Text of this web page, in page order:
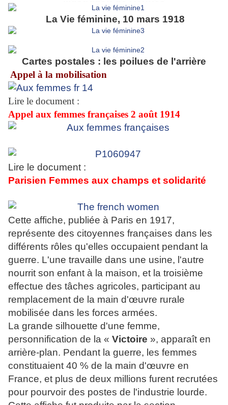
La Vie féminine, 10 mars 1918
Cartes postales : les poilues de l'arrière
Appel à la mobilisation
Lire le document :
Appel aux femmes françaises 2 août 1914
Lire le document :
Parisien Femmes aux champs et solidarité
Cette affiche, publiée à Paris en 1917,
représente des citoyennes françaises dans les
différents rôles qu'elles occupaient pendant la
guerre. L'une travaille dans une usine, l'autre
nourrit son enfant à la maison, et la troisième
effectue des tâches agricoles, participant au
remplacement de la main d'œuvre rurale
mobilisée dans les forces armées.
La grande silhouette d'une femme,
personnification de la « Victoire », apparaît en
arrière-plan. Pendant la guerre, les femmes
constituaient 40 % de la main d'œuvre en
France, et plus de deux millions furent recrutées
pour pourvoir des postes de l'industrie lourde.